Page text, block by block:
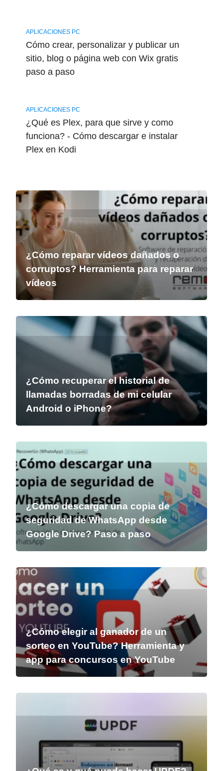
APLICACIONES PC
Cómo crear, personalizar y publicar un
sitio, blog o página web con Wix gratis
paso a paso
APLICACIONES PC
¿Qué es Plex, para que sirve y como
funciona? - Cómo descargar e instalar
Plex en Kodi
¿Cómo reparar vídeos dañados o
corruptos? Herramienta para reparar
vídeos
¿Cómo recuperar el historial de
llamadas borradas de mi celular
Android o iPhone?
¿Cómo descargar una copia de
seguridad de WhatsApp desde
Google Drive? Paso a paso
¿Cómo elegir al ganador de un
sorteo en YouTube? Herramienta y
app para concursos en YouTube